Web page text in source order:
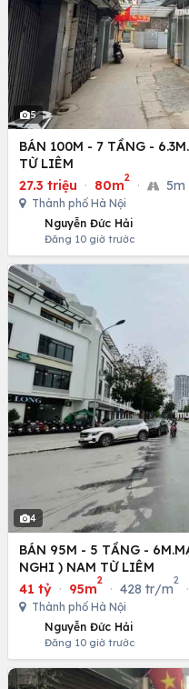
5
BÁN 100M - 7 TẦNG -
TỪ LIÊM
27.3 triệu · 80m
2
· 5m
Thành phố Hà Nội
Nguyễn Đức Hải
Đăng 10 giờ trước
4
BÁN 95M - 5 TẦNG -
NGHI ) NAM TỪ LIÊM
41 tỷ · 95m
2
· 428 tr/m
2
·
Thành phố Hà Nội
Nguyễn Đức Hải
Đăng 10 giờ trước